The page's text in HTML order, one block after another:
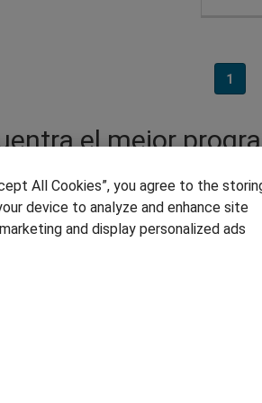
1
el mejor
a la fabricación mecánica
En esta sección encontrarás el
metálicas y podrás abrirte
All Cookies”, you agree to the
device to analyze and enhance site
and display personalized ads